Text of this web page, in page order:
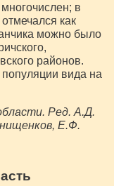
в
как
можно было
районов.
вида на
Ред. А.Д.
Е.Ф.